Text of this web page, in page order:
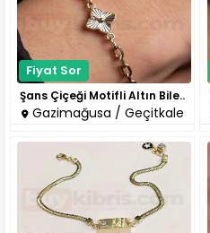
Fiyat Sor
Şans Çiçeği Motifli Altın Bile..
Gazimağusa / Geçitkale